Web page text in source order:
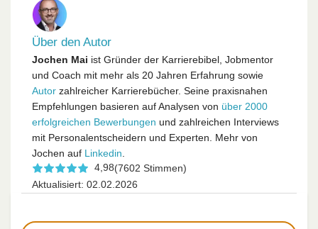
Über den Autor
Jochen Mai ist Gründer der Karrierebibel, Jobmentor
und Coach mit mehr als 20 Jahren Erfahrung sowie
Autor zahlreicher Karrierebücher. Seine praxisnahen
Empfehlungen basieren auf Analysen von über 2000
erfolgreichen Bewerbungen und zahlreichen Interviews
mit Personalentscheidern und Experten. Mehr von
Jochen auf Linkedin
4,98(7602 Stimmen)
Aktualisiert: 02.02.2026